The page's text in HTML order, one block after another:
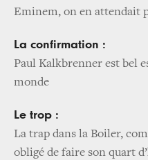
Eminem, on en attendait
La confirmation :
Paul Kalkbrenner est bel
monde
Le trop :
La trap dans la Boiler,
obligé de faire son quart